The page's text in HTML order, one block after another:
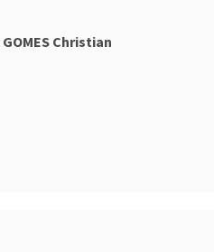
GOMES Christian